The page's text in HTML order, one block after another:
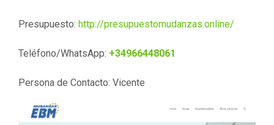
Presupuesto: http://presupuestomudanzas.online/
Teléfono/WhatsApp: +34966448061
Persona de Contacto: Vicente